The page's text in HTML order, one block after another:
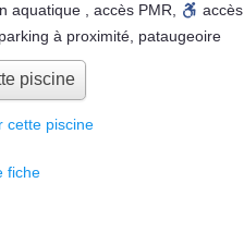
aquatique accès PMR accès
parking à proximité pataugeoire
piscine
cette piscine
fiche